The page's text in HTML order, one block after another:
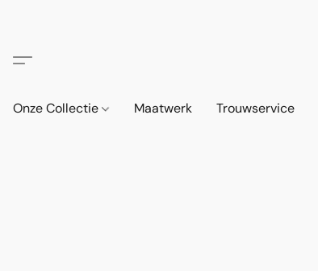
Onze Collectie Maatwerk Trouwservice